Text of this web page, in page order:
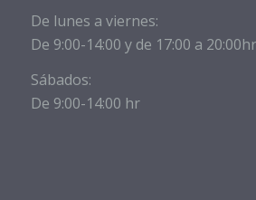
De lunes a viernes:
De 9:00-14:00 y de 17:00 a 20:00hr
Sábados:
De 9:00-14:00 hr